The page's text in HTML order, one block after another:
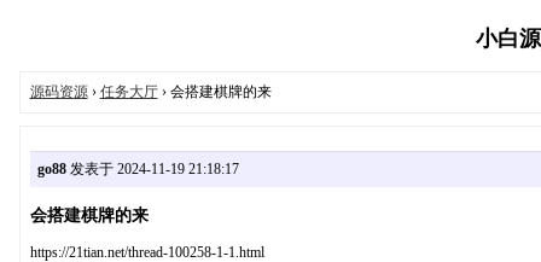
小白
源码资源› 任务大厅› 会搭建棋牌的来
go88发表于 2024-11-19 21:18:17
会搭建棋牌的来
https://21tian.net/thread-100258-1-1.html